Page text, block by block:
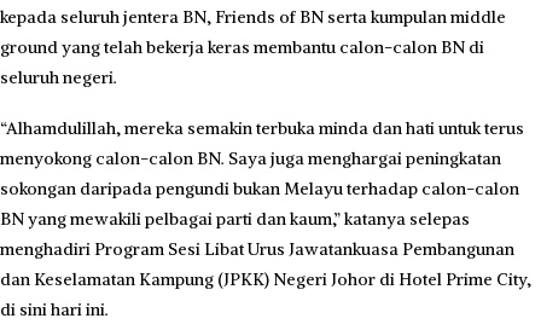
kepada seluruh jentera BN, Friends of BN serta kumpulan middle
ground yang telah bekerja keras membantu calon-calon BN di
seluruh negeri.
“Alhamdulillah, mereka semakin terbuka minda dan hati untuk terus
menyokong calon-calon BN. Saya juga menghargai peningkatan
sokongan daripada pengundi bukan Melayu terhadap calon-calon
BN yang mewakili pelbagai parti dan kaum,” katanya selepas
menghadiri Program Sesi Libat Urus Jawatankuasa Pembangunan
dan Keselamatan Kampung (JPKK) Negeri Johor di Hotel Prime City,
di sini hari ini.